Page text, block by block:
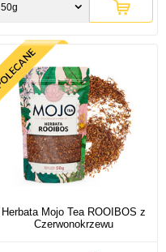
50g
Herbata Mojo Tea ROOIBOS z
Czerwonokrzewu